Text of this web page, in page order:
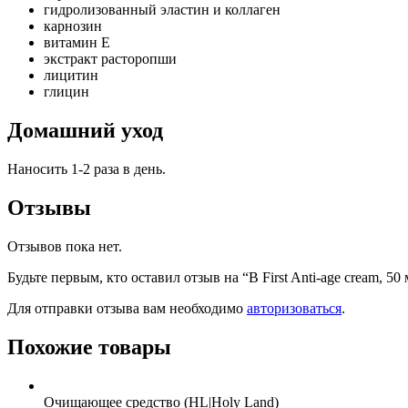
гидролизованный эластин и коллаген
карнозин
витамин Е
экстракт расторопши
лицитин
глицин
Домашний уход
Наносить 1-2 раза в день.
Отзывы
Отзывов пока нет.
Будьте первым, кто оставил отзыв на “B First Anti-age cream, 50
Для отправки отзыва вам необходимо авторизоваться.
Похожие товары
Очищающее средство (HL|Holy Land)